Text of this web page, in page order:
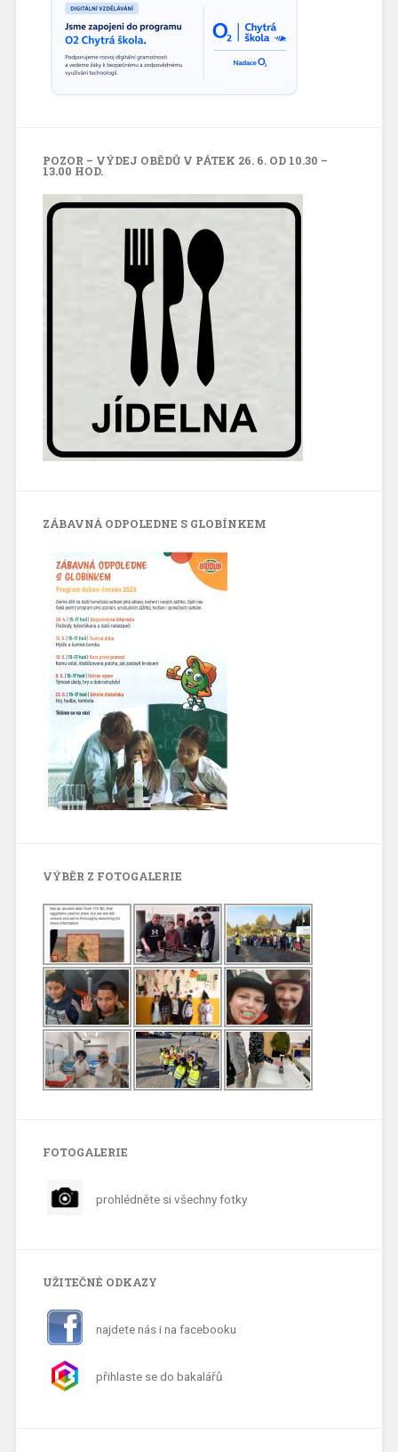
POZOR – VÝDEJ OBĚDŮ V PÁTEK 26. 6. OD 10.30 –
13.00 HOD.
ZÁBAVNÁ ODPOLEDNE S GLOBÍNKEM
VÝBĚR Z FOTOGALERIE
FOTOGALERIE
prohlédněte si všechny fotky
UŽITEČNÉ ODKAZY
najdete nás i na facebooku
přihlaste se do bakalářů